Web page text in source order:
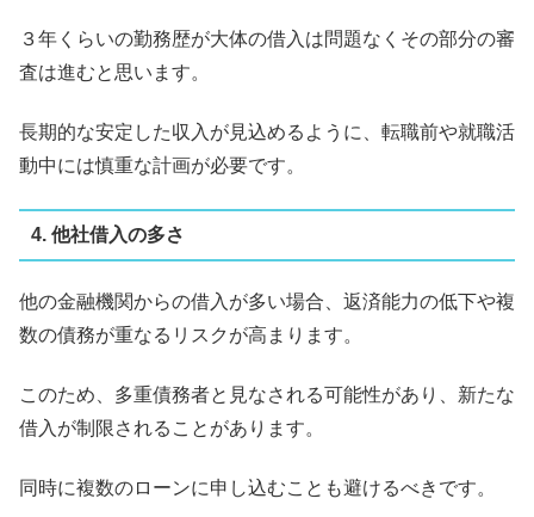
３年くらいの勤務歴が大体の借入は問題なくその部分の審
査は進むと思います。
長期的な安定した収入が見込めるように、転職前や就職活
動中には慎重な計画が必要です。
4. 他社借入の多さ
他の金融機関からの借入が多い場合、返済能力の低下や複
数の債務が重なるリスクが高まります。
このため、多重債務者と見なされる可能性があり、新たな
借入が制限されることがあります。
同時に複数のローンに申し込むことも避けるべきです。